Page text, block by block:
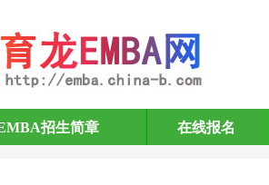
简章
招生简章 在线报名